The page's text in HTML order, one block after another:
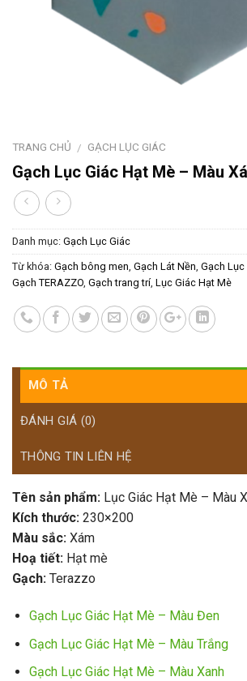
TRANG CHỦ / GẠCH LỤC GIÁC
Gạch Lục Giác Hạt Mè – Màu
Danh mục: Gạch Lục Giác
Từ khóa: Gạch bông men, Gạch Lát Nền, Gạch Lục
Gạch TERAZZO, Gạch trang trí, Lục Giác Hạt Mè
MÔ TẢ
ĐÁNH GIÁ (0)
THÔNG TIN LIÊN HỆ
Tên sản phẩm: Lục Giác Hạt Mè – Màu
Kích thước: 230×200
Màu sắc: Xám
Hoạ tiết: Hạt mè
Gạch: Terazzo
Gạch Lục Giác Hạt Mè – Màu Đen
Gạch Lục Giác Hạt Mè – Màu Trắng
Gạch Lục Giác Hạt Mè – Màu Xanh